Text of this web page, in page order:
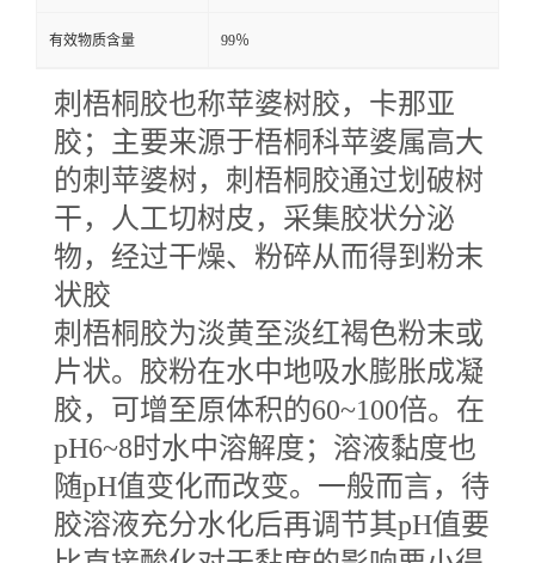
有效物质含量 99％
刺梧桐胶也称苹婆树胶，卡那亚
胶；主要来源于梧桐科苹婆属高大
的刺苹婆树，刺梧桐胶通过划破树
干，人工切树皮，采集胶状分泌
物，经过干燥、粉碎从而得到粉末
状胶
刺梧桐胶为淡黄至淡红褐色粉末或
片状。胶粉在水中地吸水膨胀成凝
胶，可增至原体积的60~100倍。在
pH6~8时水中溶解度；溶液黏度也
随pH值变化而改变。一般而言，待
胶溶液充分水化后再调节其pH值要